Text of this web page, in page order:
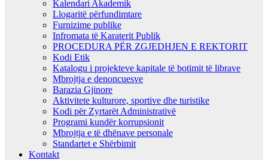
Kalendari Akademik
Llogaritë përfundimtare
Furnizime publike
Infromata të Karaterit Publik
PROCEDURA PËR ZGJEDHJEN E REKTORIT
Kodi Etik
Katalogu i projekteve kapitale të botimit të librave
Mbrojtja e denoncuesve
Barazia Gjinore
Aktivitete kulturore, sportive dhe turistike
Kodi për Zyrtarët Administrativë
Programi kundër korrupsionit
Mbrojtja e të dhënave personale
Standartet e Shërbimit
Kontakt